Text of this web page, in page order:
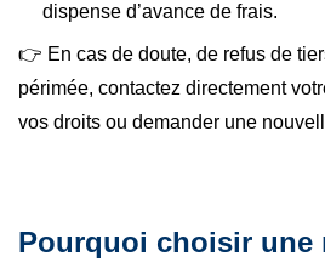
dispense d’avance de frais.
👉 En cas de doute, de refus de
périmée, contactez directement
vos droits ou demander une
Pourquoi choisir une